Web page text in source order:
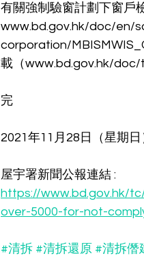
有關強制驗窗計劃下窗戶
www.bd.gov.hk/doc/en/
corporation/
載（www.bd.gov.hk/
完
2021年11月28日（星期日
屋宇署新聞公報連結 :
https://www.bd.gov.hk/
over-5000-for-not-
#清拆 #清拆還原 #清拆僭